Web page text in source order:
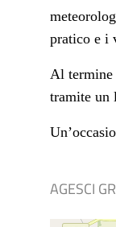
pratico e i
Al termine
tramite un
AGESCI